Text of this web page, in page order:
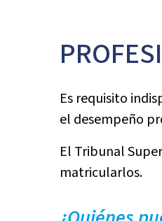
Es requisito
el desempeño
El Tribunal
matricularlos.